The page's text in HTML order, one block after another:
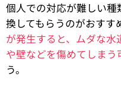
個人での対応が難しい
換してもらうのがおすす
が発生すると、ムダな
や壁などを傷めてしま
う。